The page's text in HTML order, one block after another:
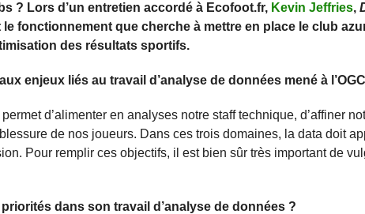
? Lors d’un entretien accordé à Ecofoot.fr, Kevin Jeffries,
fonctionnement que cherche à mettre en place le club
des résultats sportifs.
enjeux liés au travail d’analyse de données mené à
permet d’alimenter en analyses notre staff technique, d’affiner
de nos joueurs. Dans ces trois domaines, la data doit
Pour remplir ces objectifs, il est bien sûr très important de
dans son travail d’analyse de données ?